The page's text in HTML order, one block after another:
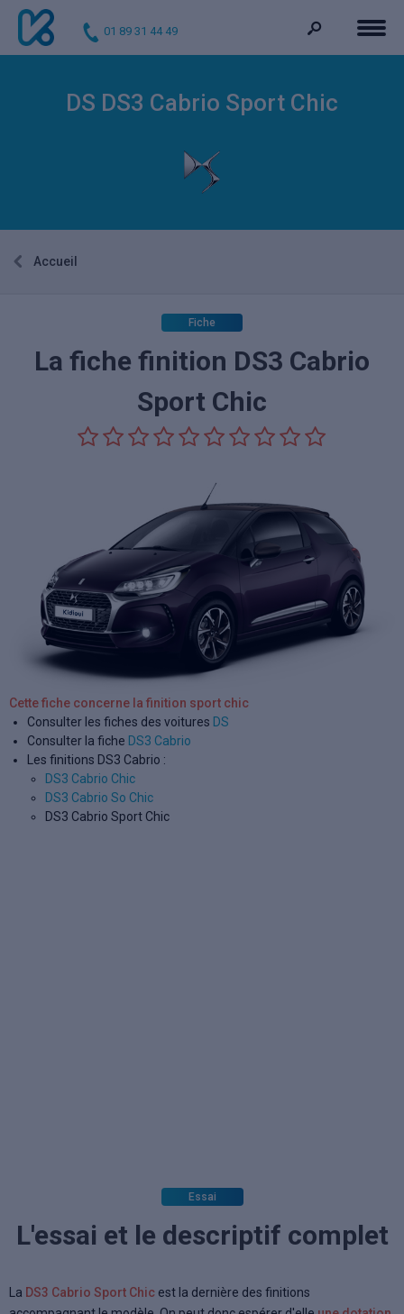
01 89 31 44 49
DS DS3 Cabrio Sport Chic
Accueil
Fiche
La fiche finition DS3 Cabrio
Sport Chic
Cette fiche concerne la finition sport chic
Consulter les fiches des voitures DS
Consulter la fiche DS3 Cabrio
Les finitions DS3 Cabrio :
DS3 Cabrio Chic
DS3 Cabrio So Chic
DS3 Cabrio Sport Chic
Essai
L'essai et le descriptif complet
La DS3 Cabrio Sport Chic est la dernière des finitions